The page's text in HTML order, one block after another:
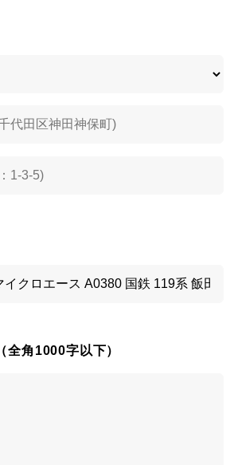
（全角1000字以下）